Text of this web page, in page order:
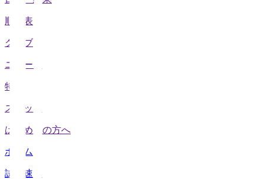
順位表
クラブ
ニュース
特集
スタッツ
はじめての方へ
ホーム
試合速報